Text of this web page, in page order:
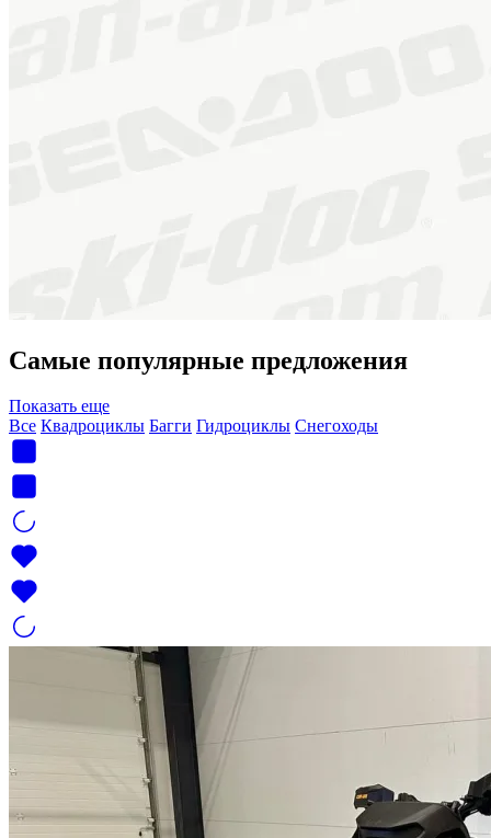
Самые популярные предложения
Показать еще
Все Квадроциклы Багги Гидроциклы Снегоходы